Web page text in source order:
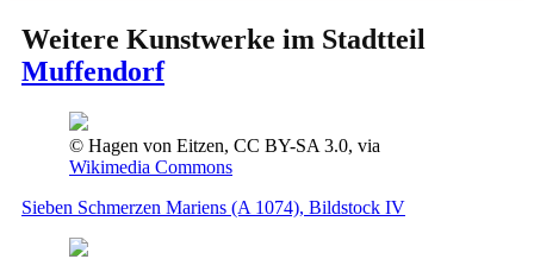
Weitere Kunstwerke im Stadtteil
Muffendorf
© Hagen von Eitzen, CC BY-SA 3.0, via
Wikimedia Commons
Sieben Schmerzen Mariens (A 1074), Bildstock IV